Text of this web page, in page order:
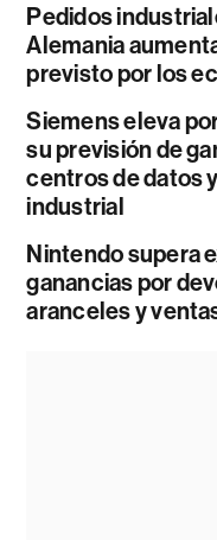
Pedidos
Alemania
previsto por los
Siemens eleva
su previsión de
centros de datos
industrial
Nintendo supera
ganancias por
aranceles y